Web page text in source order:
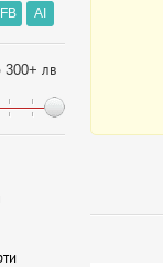
FB AI
300+ лв